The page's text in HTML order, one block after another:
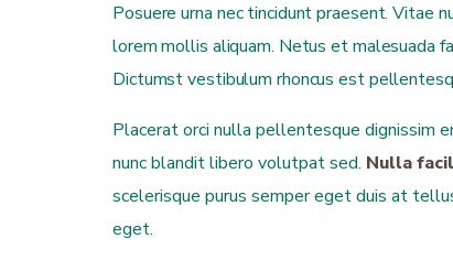
Posuere urna nec tincidunt praesent. Vitae
lorem mollis aliquam. Netus et malesuada
Dictumst vestibulum rhoncus est
Placerat orci nulla pellentesque dignissim
nunc blandit libero volutpat sed. Nulla
scelerisque purus semper eget duis at
eget.